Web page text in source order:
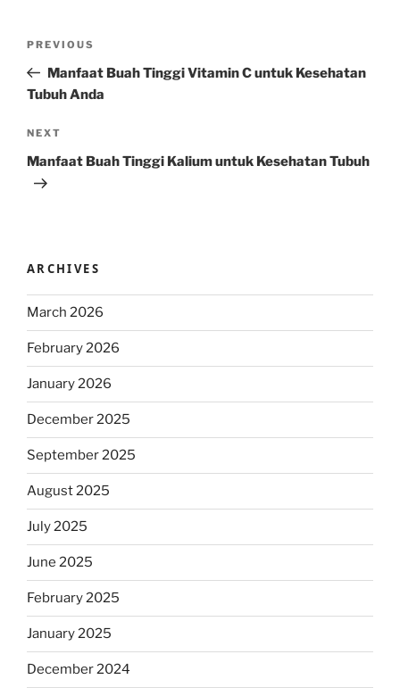
Previous
Post
PREVIOUS
Manfaat Buah Tinggi Vitamin C untuk Kesehatan
Tubuh Anda
Next
Post
NEXT
Manfaat Buah Tinggi Kalium untuk Kesehatan Tubuh
ARCHIVES
March 2026
February 2026
January 2026
December 2025
September 2025
August 2025
July 2025
June 2025
February 2025
January 2025
December 2024